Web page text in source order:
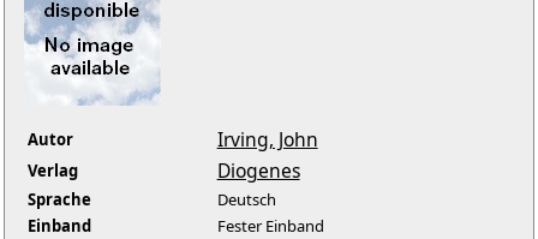
Autor Irving, John
Verlag Diogenes
Sprache
Deutsch
Einband
Fester Einband